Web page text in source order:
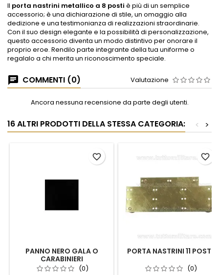
Il porta nastrini metallico a 8 posti è più di un semplice
accessorio; è una dichiarazione di stile, un omaggio alla
dedizione e una testimonianza di realizzazioni straordinarie.
Con il suo design elegante e la possibilità di personalizzazione,
questo accessorio diventa un modo distintivo per onorare il
proprio eroe. Rendilo parte integrante della tua uniforme o
regalalo a chi merita un riconoscimento speciale.
COMMENTI (0) Valutazione
Ancora nessuna recensione da parte degli utenti.
16 ALTRI PRODOTTI DELLA STESSA CATEGORIA: >
<
PANNO NERO GALA O
CARABINIERI
(0)
favorite_border
PORTA NASTRINI 11 POSTI
(0)
favorite_border